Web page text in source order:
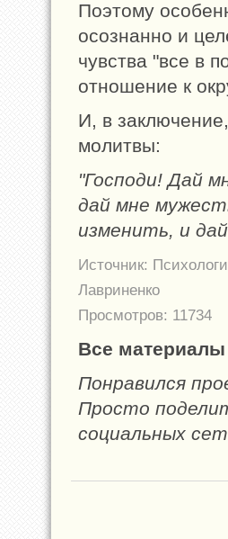
Поэтому
осознанно и
чувства "все в
отношение к
И, в
молитвы:
"Господи! Дай
дай мне
изменить, и
Источник:
Лавриненко
Просмотров: 11734
Все материалы
Понравился
Просто
социальных